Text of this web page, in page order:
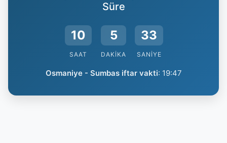
Süre
10
SAAT
5
DAKIKA
33
SANIYE
Osmaniye - Sumbas iftar vakti: 19:47